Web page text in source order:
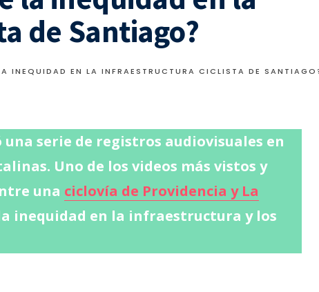
de Santiago?
INEQUIDAD EN LA INFRAESTRUCTURA CICLISTA DE
serie de registros audiovisuales en
Uno de los videos más vistos y
una ciclovía de Providencia y La
inequidad en la infraestructura y los